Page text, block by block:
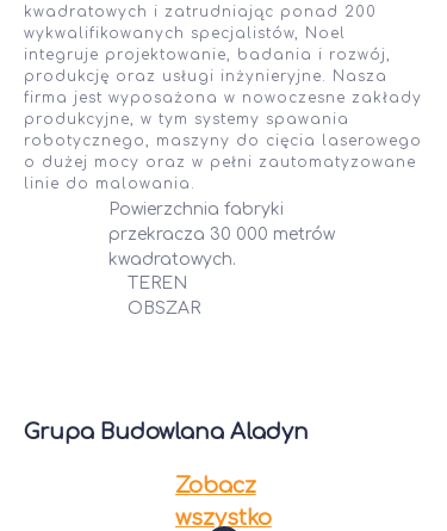
Grupa Budowlana Aladyn
kwadratowych i zatrudniając ponad 200
wykwalifikowanych specjalistów, Noel
integruje projektowanie, badania i rozwój,
produkcję oraz usługi inżynieryjne. Nasza
firma jest wyposażona w nowoczesne zakłady
produkcyjne, w tym systemy spawania
robotycznego, maszyny do cięcia laserowego
o dużej mocy oraz w pełni zautomatyzowane
linie do malowania.
TEREN
OBSZAR
Zobacz
wszystko
Powierzchnia fabryki
przekracza 30 000 metrów
kwadratowych.